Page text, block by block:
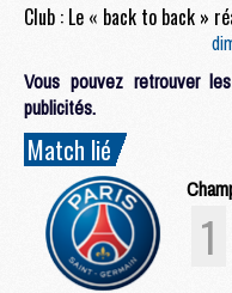
Vous pouvez retrouver
publicités.
Match lié
1